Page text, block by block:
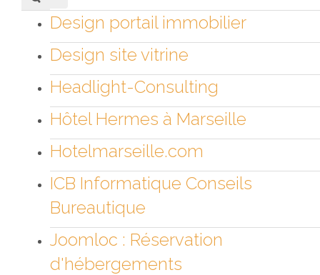
Design portail immobilier
Design site vitrine
Headlight-Consulting
Hôtel Hermes à Marseille
Hotelmarseille.com
ICB Informatique Conseils
Bureautique
Joomloc : Réservation
d'hébergements